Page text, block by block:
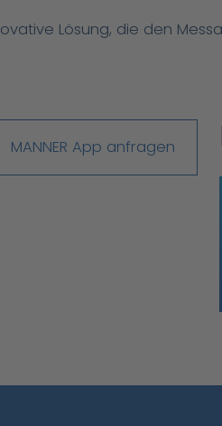
Lösung, die den
MANNER App anfragen